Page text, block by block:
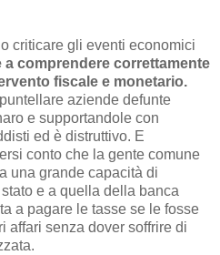
criticare gli eventi economici
comprendere correttamente
fiscale e monetario.
aziende defunte
e supportandole con
ed è distruttivo. E
conto che la gente comune
una grande capacità di
e a quella della banca
a pagare le tasse se le fosse
affari senza dover soffrire di